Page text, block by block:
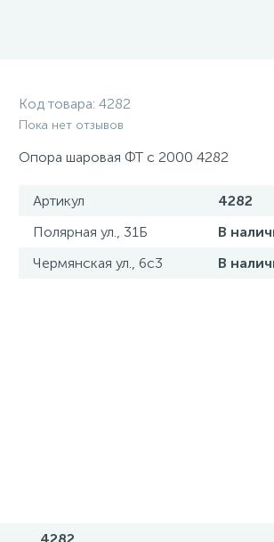
Код товара: 4282
Пока нет отзывов
Опора шаровая ФТ с 2000 4282
Артикул
4282
Полярная ул., 31Б
В
Чермянская ул., 6с3
В